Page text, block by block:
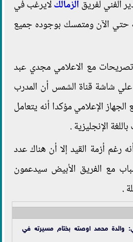
الفني لفريقالزمالكلايرغب في
الآن ومتمسك بوجوده جميع
مع الاعلامي مجدي عبد
شاشة قناة الشمس أن المدرب
الإعلامي مؤكدا أنه يتعامل
الإنجليزية .
رغم أزمة القيد إلا أن هناك عدد
مع الفريق الأبيض سيدعمون
.
والدة محمد اوصته بختام مسيرته في